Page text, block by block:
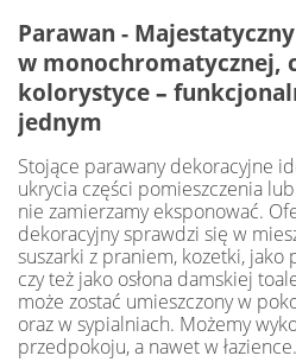
Parawan -
w monochromatycznej,
kolorystyce –
jednym
Stojące parawany dekoracyjne
ukrycia części pomieszczenia
nie zamierzamy eksponować.
dekoracyjny sprawdzi się w
suszarki z praniem, kozetki, jako
czy też jako osłona damskiej
może zostać umieszczony w
oraz w sypialniach. Możemy
przedpokoju, a nawet w łazience.